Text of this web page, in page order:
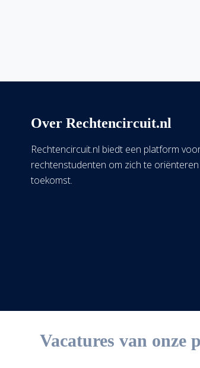
Over Rechtencircuit.nl
Rechtencircuit.nl biedt een platform
rechtenstudenten om zich te
toekomst.
Vacatures van onze